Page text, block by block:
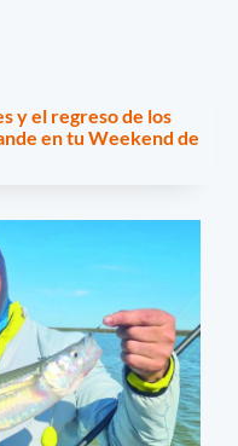
y el regreso de los
en tu Weekend de